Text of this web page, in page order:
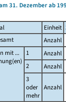
31. Dezember ab
Einheit
Anzahl
mit ...
1 Anzahl
2
Anzahl
3
oder
mehr
Anzahl